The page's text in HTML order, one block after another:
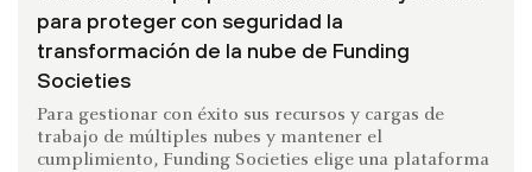
para proteger con seguridad la
transformación de la nube de Funding
Societies
Para gestionar con éxito sus recursos y cargas de
trabajo de múltiples nubes y mantener el
cumplimiento, Funding Societies elige una plataforma